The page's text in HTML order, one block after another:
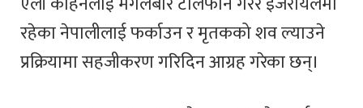
रहेका नेपालीलाई फर्काउन र मृतकको शव ल्याउने
प्रक्रियामा सहजीकरण गरिदिन आग्रह गरेका छन्।